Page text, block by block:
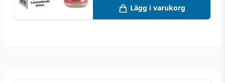
Lägg i varukorg